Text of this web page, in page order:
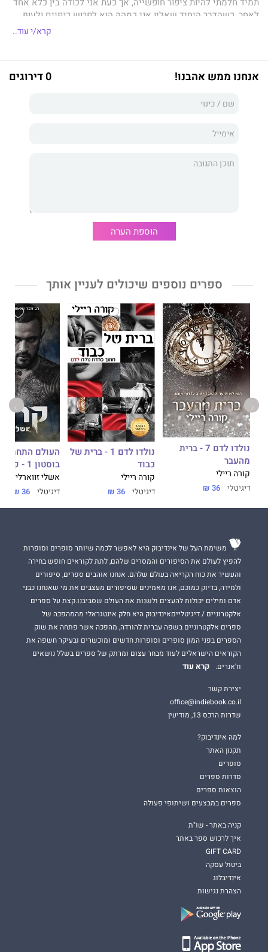
לאחר, כשהדבר היחיד שאליו אני כמהה הוא לפרוש כנפיים ולעוף.
חשבתי ששום דבר אינו יכול עוד לצלק אותי, עד שאלכסיי נכנס לחיי
והחל לסלק את קהות החושים.
למציאות שאין לי עוד רצון להיות חלק ממנה.
אלכסיי
הדברים האלה לא מעניינים אותה. שום דבר לא מעניין אותה.
היא רוצה לפרוש כנפיים.
אבל אני עומד לקצוץ אותן.
ולהפוך אותה לשלי.
***
גוֹסטהוא רומן פשע סוחף, המגולל את סיפורם של טליה ואלכסיי.
זהו החלק השלישי בסדרת העולם התחתון של בוסטון שבה כל ספר
הוא על דמויות שונות ובעל סוף סגור. קדמו לו הספרים: קרואו ו־ריפר.
קרא/י עוד..
אנחנו ממש אהבנו! 0 דירוגים
הוספת הערה
ספרים נוספים שיכולים לעניין אותך
נולדו לדם 7 - ברית
מהעבר
קורה ריילי
דיגיטלי 36 ₪
נולדו לדם 1 - ברית של
כבוד
קורה ריילי
דיגיטלי 36 ₪
העולם
בוסטון 1 - קרואו
אשלי זווארלי
דיגיטלי 36 ₪
משימת העל של אינדיבוק היא לאפשר לכמה שיותר סופרים וסופרות
להפיץ לעולם את הסיפורים והמסרים שלהם, לתת לקוראים חופש בחירה
והעשיר את כוח הקריאה בעולם שלהם. אנחנו אוהבים ספרים, סיפורים
ולמידה, בדיוק כמוכם, אנו מאמינים שסיפורים מעצבים את מי שאנחנו כבני
אדם ומילים יכולות להעצים ולשנות את העולם שסביבנו.קצת על ספרים
אלקטרוניים / דיגיטלייםאינדיבוק היא חלק אינטגראלי מהמהפכה של
ספרים אלקטרוניים בשפה עברית להורדה, מהפכה אשר פתחה את שוק
הספרים בפני המון סופרים וסופרות חדשים ומוכשרים ובעיקר חשפה את
הקוראים הישראלים לעוד מבחר עצום ומרתק של ספרים בשלל נושאים
וז'אנרים.
קרא עוד
יצירת קשר
office@indiebook.co.il
שדרות הרכס 13, מודיעין
למה אינדיבוק?
תקנון האתר
סופרים
סדרות ספרים
הוצאות ספרים
ספרים במבצעים ושיתופי פעולה
קניה באתר - שו"ת
איך לרכוש ספר באתר
GIFT CARD
ביטול עסקה
אינדיבלוג
הצהרת נגישות